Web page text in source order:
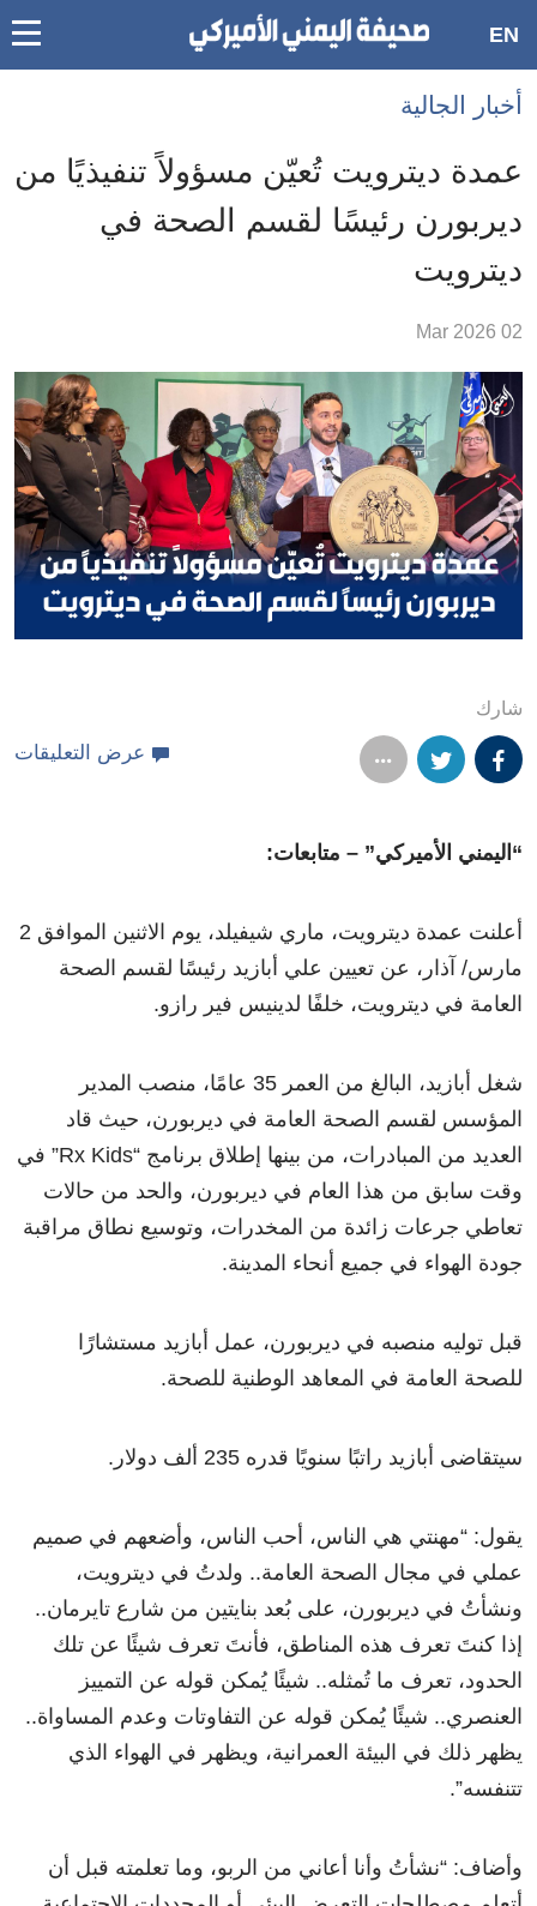
Accessibility
links
الرئيسي
الأقسام
Skip
to
Search
EN
أخبار الجالية
عمدة ديترويت تُعيّن مسؤولاً تنفيذيًا من
ديربورن رئيسًا لقسم الصحة في
ديترويت
02 Mar 2026
شارك
عرض التعليقات
“اليمني الأميركي” – متابعات:
أعلنت عمدة ديترويت، ماري شيفيلد، يوم الاثنين الموافق 2
مارس/ آذار، عن تعيين علي أبازيد رئيسًا لقسم الصحة
العامة في ديترويت، خلفًا لدينيس فير رازو.
شغل أبازيد، البالغ من العمر 35 عامًا، منصب المدير
المؤسس لقسم الصحة العامة في ديربورن، حيث قاد
العديد من المبادرات، من بينها إطلاق برنامج “Rx Kids” في
وقت سابق من هذا العام في ديربورن، والحد من حالات
تعاطي جرعات زائدة من المخدرات، وتوسيع نطاق مراقبة
جودة الهواء في جميع أنحاء المدينة.
قبل توليه منصبه في ديربورن، عمل أبازيد مستشارًا
للصحة العامة في المعاهد الوطنية للصحة.
سيتقاضى أبازيد راتبًا سنويًا قدره 235 ألف دولار.
يقول: “مهنتي هي الناس، أحب الناس، وأضعهم في صميم
عملي في مجال الصحة العامة.. ولدتُ في ديترويت،
ونشأتُ في ديربورن، على بُعد بنايتين من شارع تايرمان..
إذا كنتَ تعرف هذه المناطق، فأنتَ تعرف شيئًا عن تلك
الحدود، تعرف ما تُمثله.. شيئًا يُمكن قوله عن التمييز
العنصري.. شيئًا يُمكن قوله عن التفاوتات وعدم المساواة..
يظهر ذلك في البيئة العمرانية، ويظهر في الهواء الذي
تتنفسه”.
وأضاف: “نشأتُ وأنا أعاني من الربو، وما تعلمته قبل أن